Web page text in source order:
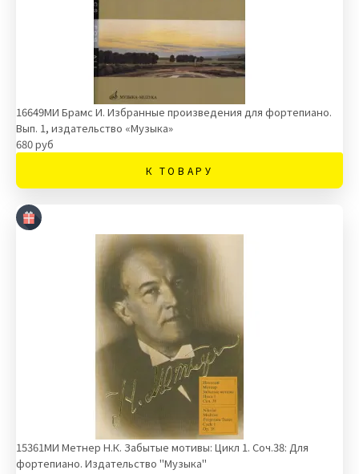
16649МИ Брамс И. Избранные произведения для фортепиано.
Вып. 1, издательство «Музыка»
680 руб
К ТОВАРУ
15361МИ Метнер Н.К. Забытые мотивы: Цикл 1. Соч.38: Для
фортепиано. Издательство "Музыка"